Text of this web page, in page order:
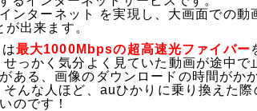
ンターネット を実現し、大画面での動
出来ます。
最大1000Mbpsの超高速光ファイバー
せっかく気分よく見ていた動画が途中で
ある、画像のダウンロードの時間がか
んな人ほど、auひかりに乗り換えた際
のです！